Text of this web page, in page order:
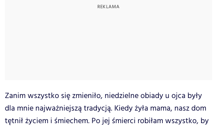
Zanim wszystko się zmieniło, niedzielne obiady u ojca były
dla mnie najważniejszą tradycją. Kiedy żyła mama, nasz dom
tętnił życiem i śmiechem. Po jej śmierci robiłam wszystko, by